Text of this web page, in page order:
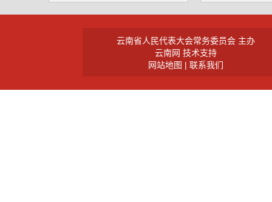
云南省人民代表大会常务委员会 主办
云南网 技术支持
网站地图 | 联系我们